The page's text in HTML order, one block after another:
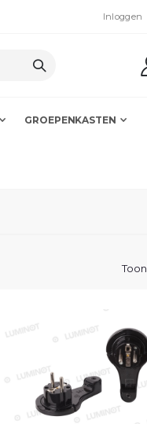
Inloggen
GROEPENKASTEN
Toon